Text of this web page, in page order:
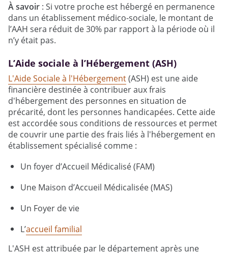
À savoir : Si votre proche est hébergé en permanence
dans un établissement médico-sociale, le montant de
l’AAH sera réduit de 30% par rapport à la période où il
n’y était pas.
L’Aide sociale à l’Hébergement (ASH)
L'Aide Sociale à l'Hébergement(ASH) est une aide
financière destinée à contribuer aux frais
d'hébergement des personnes en situation de
précarité, dont les personnes handicapées. Cette aide
est accordée sous conditions de ressources et permet
de couvrir une partie des frais liés à l'hébergement en
établissement spécialisé comme :
Un foyer d’Accueil Médicalisé (FAM)
Une Maison d’Accueil Médicalisée (MAS)
Un Foyer de vie
L’accueil familial
L'ASH est attribuée par le département après une